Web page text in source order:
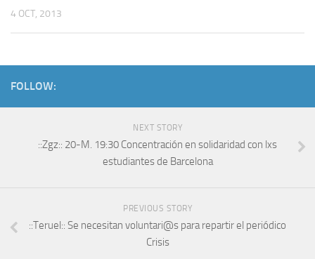
4 OCT, 2013
FOLLOW:
NEXT STORY
::Zgz:: 20-M. 19:30 Concentración en solidaridad con lxs
estudiantes de Barcelona
PREVIOUS STORY
::Teruel:: Se necesitan voluntari@s para repartir el periódico
Crisis